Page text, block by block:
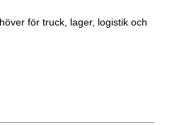
för truck, lager, logistik och